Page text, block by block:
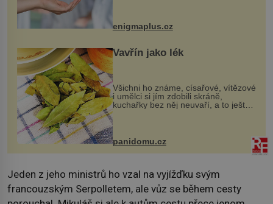
enigmaplus.cz
Vavřín jako lék
Všichni ho známe, císařové, vítězové
i umělci si jím zdobili skráně,
kuchařky bez něj neuvaří, a to ještě
nevíte, že bobkový list může výrazně
zmírnit některé naše neduhy.
Obsahuje v malém množství ně...
panidomu.cz
Jeden z jeho ministrů ho vzal na vyjížďku svým
francouzským Serpolletem, ale vůz se během cesty